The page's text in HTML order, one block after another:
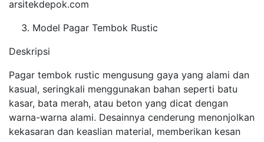
arsitekdepok.com
Model Pagar Tembok Rustic
Deskripsi
Pagar tembok rustic mengusung gaya yang alami dan
kasual, seringkali menggunakan bahan seperti batu
kasar, bata merah, atau beton yang dicat dengan
warna-warna alami. Desainnya cenderung menonjolkan
kekasaran dan keaslian material, memberikan kesan